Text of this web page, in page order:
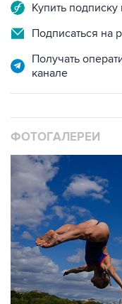
Купить
Подписаться на
Получать
канале
ФОТОГАЛЕРЕИ